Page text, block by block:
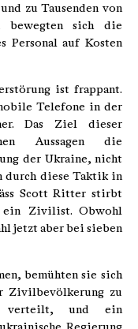
zu Tausenden von
bewegten sich die
Personal auf Kosten
ist frappant.
Telefone in der
Das Ziel dieser
Aussagen die
der Ukraine, nicht
durch diese Taktik in
Scott Ritter stirbt
ein Zivilist. Obwohl
jetzt aber bei sieben
be­mühten sie sich
Zivilbevölkerung zu
verteilt, und ein